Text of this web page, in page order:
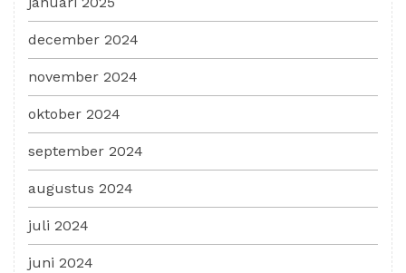
december 2024
november 2024
oktober 2024
september 2024
augustus 2024
juli 2024
juni 2024